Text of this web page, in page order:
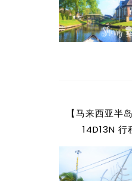
【马来西亚半
14D13N 行